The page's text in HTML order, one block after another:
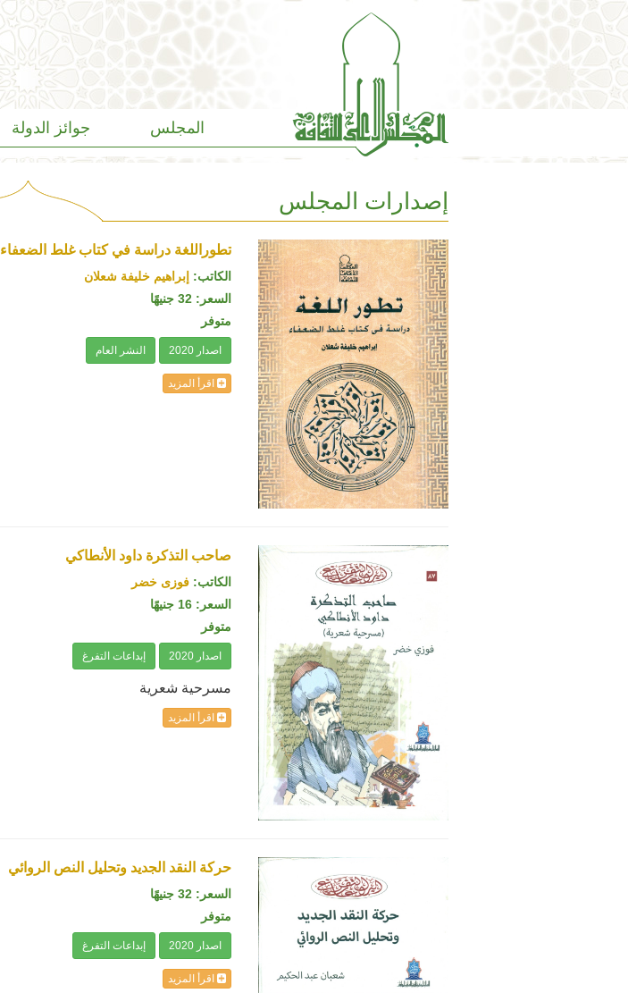
المجلس جوائز الدولة
إصدارات المجلس
تطوراللغة دراسة في كتاب غلط الضعفاء
الكاتب: إبراهيم خليفة شعلان
السعر: 32 جنيهًا
متوفر
اصدار 2020 النشر العام
اقرأ المزيد
صاحب التذكرة داود الأنطاكي
الكاتب: فوزى خضر
السعر: 16 جنيهًا
متوفر
اصدار 2020 إبداعات التفرغ
مسرحية شعرية
اقرأ المزيد
حركة النقد الجديد وتحليل النص الروائي
السعر: 32 جنيهًا
متوفر
اصدار 2020 إبداعات التفرغ
اقرأ المزيد